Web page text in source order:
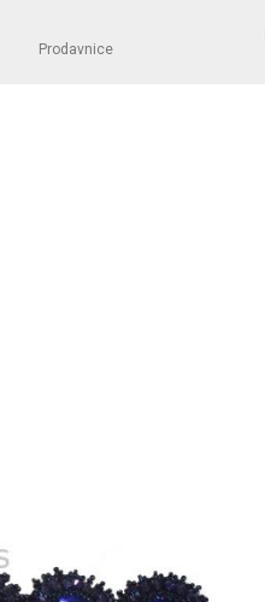
Prodavnice